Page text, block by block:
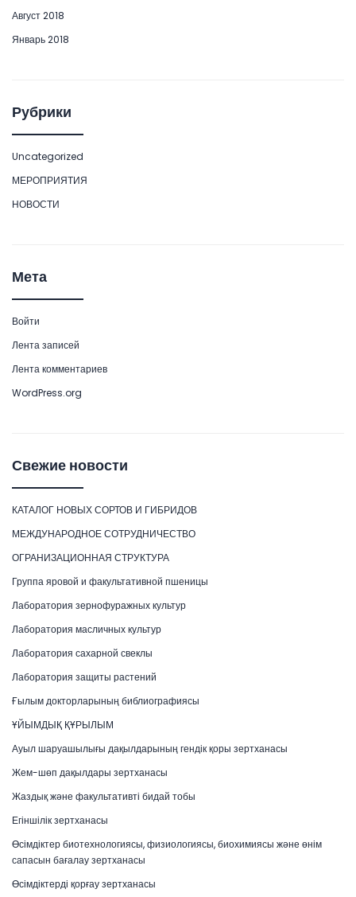
Август 2018
Январь 2018
Рубрики
Uncategorized
МЕРОПРИЯТИЯ
НОВОСТИ
Мета
Войти
Лента записей
Лента комментариев
WordPress.org
Свежие новости
КАТАЛОГ НОВЫХ СОРТОВ И ГИБРИДОВ
МЕЖДУНАРОДНОЕ СОТРУДНИЧЕСТВО
ОГРАНИЗАЦИОННАЯ СТРУКТУРА
Группа яровой и факультативной пшеницы
Лаборатория зернофуражных культур
Лаборатория масличных культур
Лаборатория сахарной свеклы
Лаборатория защиты растений
Ғылым докторларының библиографиясы
ҰЙЫМДЫҚ ҚҰРЫЛЫМ
Ауыл шаруашылығы дақылдарының гендік қоры зертханасы
Жем-шөп дақылдары зертханасы
Жаздық және факультативті бидай тобы
Егіншілік зертханасы
Өсімдіктер биотехнологиясы, физиологиясы, биохимиясы және өнім
сапасын бағалау зертханасы
Өсімдіктерді қорғау зертханасы